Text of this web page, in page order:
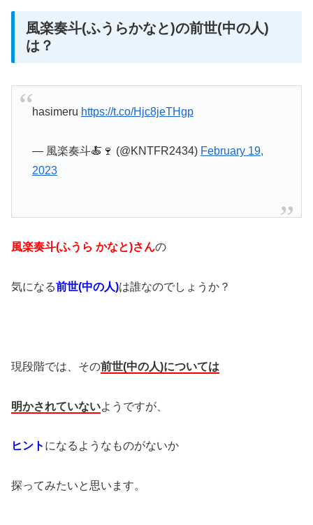
風楽奏斗(ふうらかなと)の前世(中の人)
は？
hasimeru https://t.co/Hjc8jeTHgp
— 風楽奏斗🍝🍷 (@KNTFR2434) February 19,
2023
風楽奏斗(ふうら かなと)さんの
気になる前世(中の人)は誰なのでしょうか？
現段階では、その前世(中の人)については
明かされていないようですが、
ヒント になるようなものがないか
探ってみたいと思います。